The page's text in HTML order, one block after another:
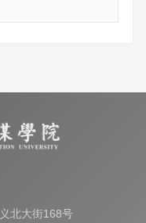
北大街168号